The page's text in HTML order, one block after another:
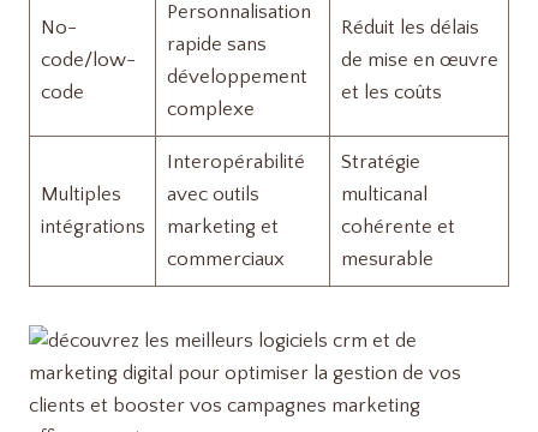
No-
code/low-
code
Personnalisation
rapide sans
développement
complexe
Réduit les délais
de mise en œuvre
et les coûts
Multiples
intégrations
Interopérabilité
avec outils
marketing et
commerciaux
Stratégie
multicanal
cohérente et
mesurable